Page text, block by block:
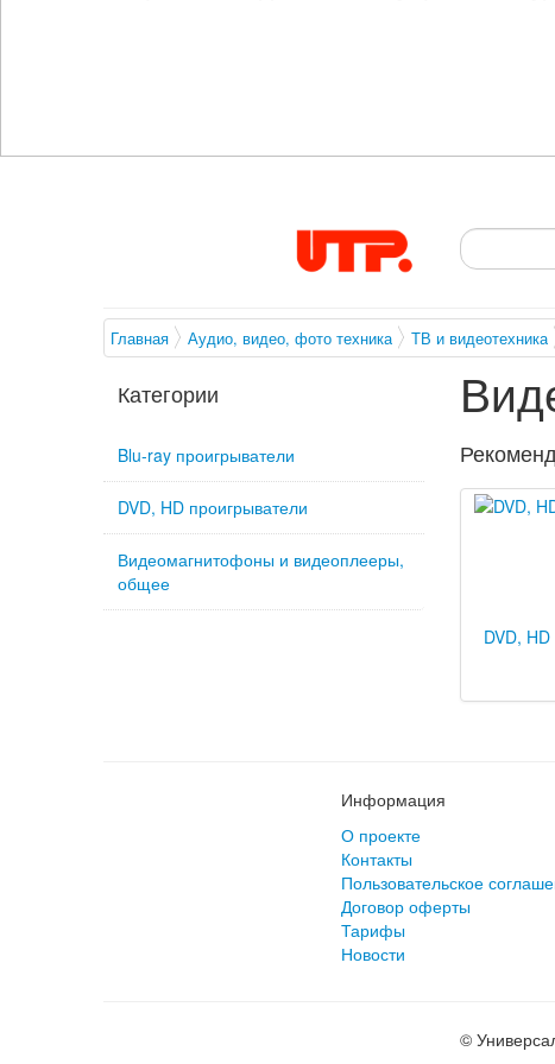
Главная Аудио, видео, фото техника ТВ и видеотехника
Категории
Blu-ray проигрыватели
DVD, HD проигрыватели
Видеомагнитофоны и видеоплееры,
общее
DVD,
Информация
О проекте
Контакты
Пользовательское
Договор оферты
Тарифы
Новости
©